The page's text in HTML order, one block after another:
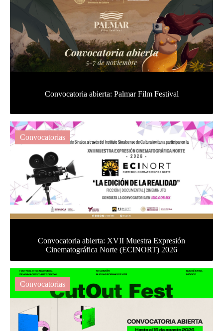
Convocatoria abierta: Palmar Film Festival
Convocatorias
Convocatoria abierta: XVII Muestra Expresión
Cinematográfica Norte (ECINORT) 2026
Convocatorias